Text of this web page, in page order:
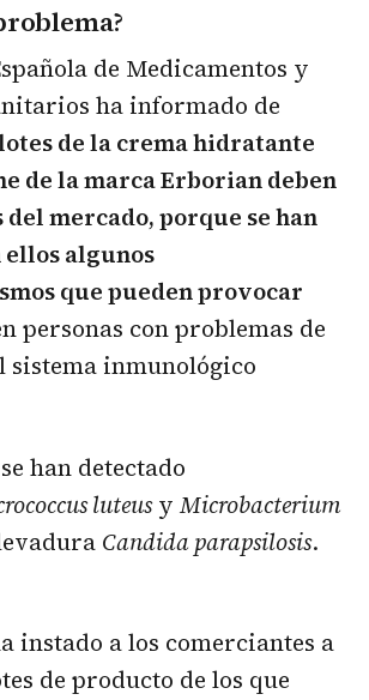
de Medicamentos y
ha informado de
de la crema hidratante
de la marca Erborian deben
mercado, porque se han
ellos algunos
que pueden provocar
personas con problemas de
sistema inmunológico
han detectado
luteusy Microbacterium
Candida parapsilosis.
instado a los comerciantes a
de producto de los que